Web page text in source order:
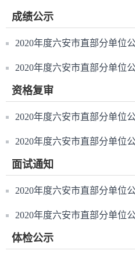
成绩公示
更多>>
资格复审
更多>>
面试通知
更多>>
体检公示